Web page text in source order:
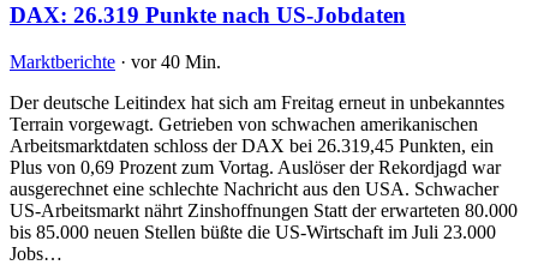
DAX: 26.319 Punkte nach US-Jobdaten
Marktberichte · vor 40 Min.
Der deutsche Leitindex hat sich am Freitag erneut in unbekanntes
Terrain vorgewagt. Getrieben von schwachen amerikanischen
Arbeitsmarktdaten schloss der DAX bei 26.319,45 Punkten, ein
Plus von 0,69 Prozent zum Vortag. Auslöser der Rekordjagd war
ausgerechnet eine schlechte Nachricht aus den USA. Schwacher
US-Arbeitsmarkt nährt Zinshoffnungen Statt der erwarteten 80.000
bis 85.000 neuen Stellen büßte die US-Wirtschaft im Juli 23.000
Jobs…